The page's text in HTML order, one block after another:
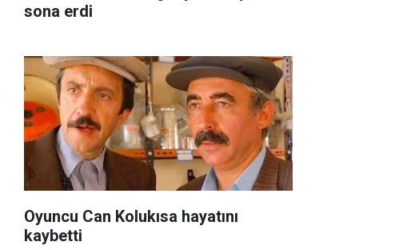
sona erdi
Oyuncu Can Kolukısa hayatını
kaybetti